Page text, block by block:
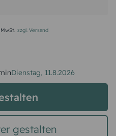
zzgl. Versand
Dienstag, 11.8.2026
gestalten